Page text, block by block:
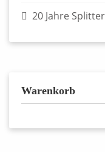
20 Jahre
Warenkorb